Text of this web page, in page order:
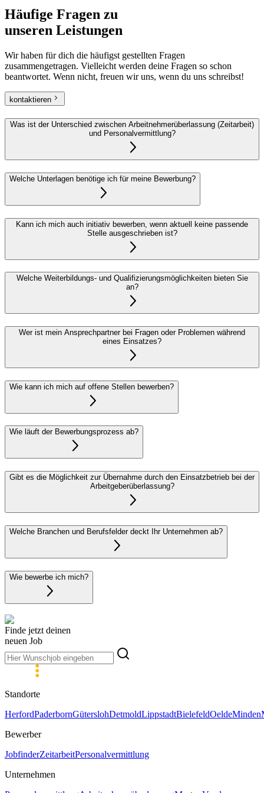
Häufige Fragen zu
unseren Leistungen
Wir haben für dich die häufigst gestellten Fragen
zusammengetragen. Vielleicht werden deine Fragen so schon
beantwortet. Wenn nicht, freuen wir uns, wenn du uns schreibst!
kontaktieren
Was ist der Unterschied zwischen Arbeitnehmerüberlassung (Zeitarbeit)
und Personalvermittlung?
Welche Unterlagen benötige ich für meine Bewerbung?
Kann ich mich auch initiativ bewerben, wenn aktuell keine passende
Stelle ausgeschrieben ist?
Welche Weiterbildungs- und Qualifizierungsmöglichkeiten bieten Sie
an?
Wer ist mein Ansprechpartner bei Fragen oder Problemen während
eines Einsatzes?
Wie kann ich mich auf offene Stellen bewerben?
Wie läuft der Bewerbungsprozess ab?
Gibt es die Möglichkeit zur Übernahme durch den Einsatzbetrieb bei der
Arbeitgeberüberlassung?
Welche Branchen und Berufsfelder deckt Ihr Unternehmen ab?
Wie bewerbe ich mich?
Finde jetzt deinen
neuen Job
Standorte
HerfordPaderbornGüterslohDetmoldLippstadtBielefeldOeldeMinden
Bewerber
JobfinderZeitarbeitPersonalvermittlung
Unternehmen